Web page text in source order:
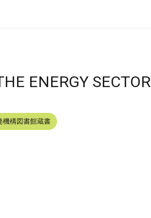
ENERGY SECTOR
機構図書館蔵書